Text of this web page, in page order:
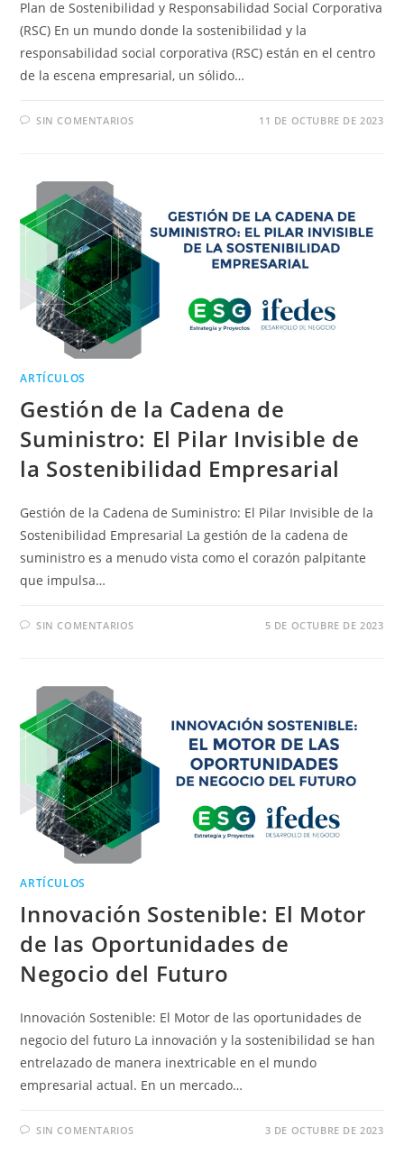
Plan de Sostenibilidad y Responsabilidad Social Corporativa
(RSC) En un mundo donde la sostenibilidad y la
responsabilidad social corporativa (RSC) están en el centro
de la escena empresarial, un sólido…
SIN COMENTARIOS 11 DE OCTUBRE DE 2023
ARTÍCULOS
Gestión de la Cadena de
Suministro: El Pilar Invisible de
la Sostenibilidad Empresarial
Gestión de la Cadena de Suministro: El Pilar Invisible de la
Sostenibilidad Empresarial La gestión de la cadena de
suministro es a menudo vista como el corazón palpitante
que impulsa…
SIN COMENTARIOS 5 DE OCTUBRE DE 2023
ARTÍCULOS
Innovación Sostenible: El Motor
de las Oportunidades de
Negocio del Futuro
Innovación Sostenible: El Motor de las oportunidades de
negocio del futuro La innovación y la sostenibilidad se han
entrelazado de manera inextricable en el mundo
empresarial actual. En un mercado…
SIN COMENTARIOS 3 DE OCTUBRE DE 2023